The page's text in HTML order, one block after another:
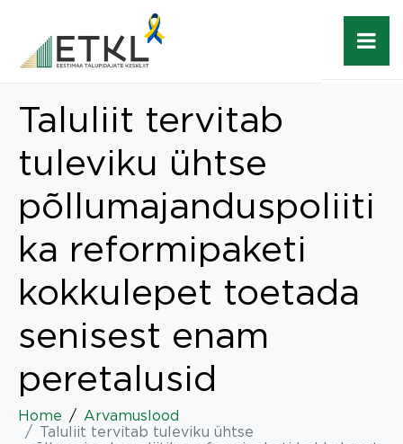
Taluliit tervitab
tuleviku ühtse
põllumajanduspoliiti
ka reformipaketi
kokkulepet toetada
senisest enam
peretalusid
Home
Arvamuslood
Taluliit tervitab tuleviku ühtse